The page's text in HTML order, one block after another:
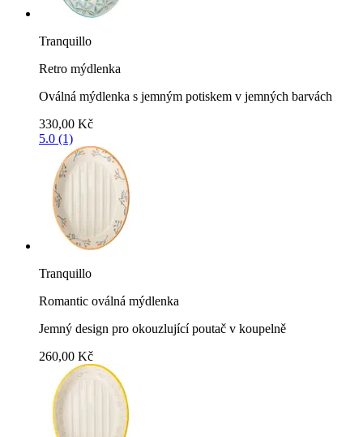
Tranquillo
Retro mýdlenka
Oválná mýdlenka s jemným potiskem v jemných barvách
330,00 Kč
5.0 (1)
Tranquillo
Romantic oválná mýdlenka
Jemný design pro okouzlující poutač v koupelně
260,00 Kč